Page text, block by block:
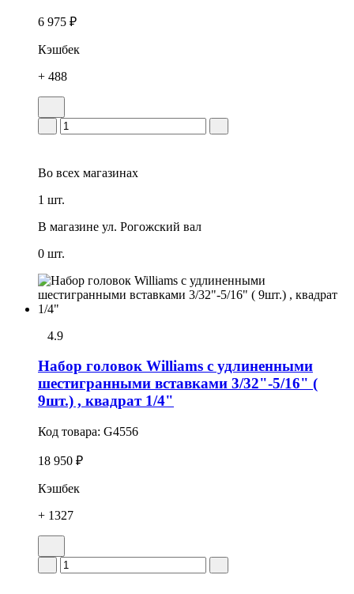
6 975 ₽
Кэшбек
+ 488
Во всех магазинах
1 шт.
В магазине ул. Рогожский вал
0 шт.
4.9
Набор головок Williams с удлиненными
шестигранными вставками 3/32"-5/16" (
9шт.) , квадрат 1/4"
Код товара: G4556
18 950 ₽
Кэшбек
+ 1327